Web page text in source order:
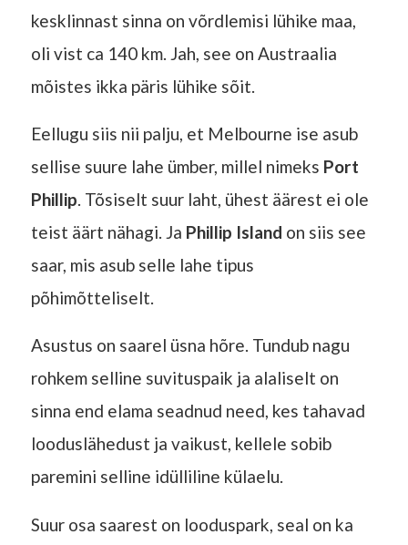
kesklinnast sinna on võrdlemisi lühike maa,
oli vist ca 140 km. Jah, see on Austraalia
mõistes ikka päris lühike sõit.
Eellugu siis nii palju, et Melbourne ise asub
sellise suure lahe ümber, millel nimeks Port
Phillip. Tõsiselt suur laht, ühest äärest ei ole
teist äärt nähagi. Ja Phillip Island on siis see
saar, mis asub selle lahe tipus
põhimõtteliselt.
Asustus on saarel üsna hõre. Tundub nagu
rohkem selline suvituspaik ja alaliselt on
sinna end elama seadnud need, kes tahavad
looduslähedust ja vaikust, kellele sobib
paremini selline idülliline külaelu.
Suur osa saarest on looduspark, seal on ka